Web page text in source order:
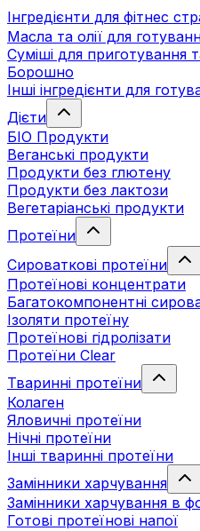
Інгредієнти для фітнес
Масла та олії для
Суміші для приготування
Борошно
Інші інгредієнти для
Дієти
БІО Продукти
Веганські продукти
Продукти без глютену
Продукти без лактози
Вегетаріанські продукти
Протеїни
Сироваткові протеїни
Протеїнові концентрати
Багатокомпонентні
Ізоляти протеїну
Протеїнові гідролізати
Протеїни Clear
Тваринні протеїни
Колаген
Яловичні протеїни
Нічні протеїни
Інші тваринні протеїни
Замінники харчування
Замінники харчування в
Готові протеїнові напої